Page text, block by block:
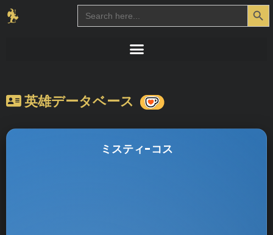
Search
for:
Search Button
英雄データベース
ミスティ-コス